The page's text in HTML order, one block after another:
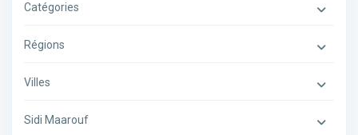
Catégories
Régions
Villes
Sidi Maarouf